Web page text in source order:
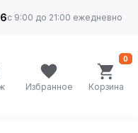
с 9:00 до 21:00 ежедневно
Избранное Корзина
0